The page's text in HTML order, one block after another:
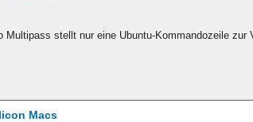
stellt nur eine Ubuntu-Kommandozeile zur
Macs